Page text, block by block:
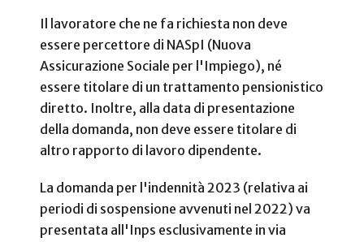
Il lavoratore che ne fa richiesta non deve
essere percettore di NASpI (Nuova
Assicurazione Sociale per l'Impiego), né
essere titolare di un trattamento pensionistico
diretto. Inoltre, alla data di presentazione
della domanda, non deve essere titolare di
altro rapporto di lavoro dipendente.
La domanda per l'indennità 2023 (relativa ai
periodi di sospensione avvenuti nel 2022) va
presentata all'Inps esclusivamente in via